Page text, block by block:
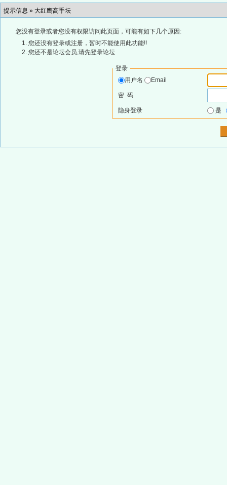
提示信息 » 大红鹰高手坛
您没有登录或者您没有权限访问此页面，可能有如下几个原因:
您还没有登录或注册，暂时不能使用此功能!!
您还不是论坛会员,请先登录论坛
登录
用户名
Email
密 码
隐身登录 是